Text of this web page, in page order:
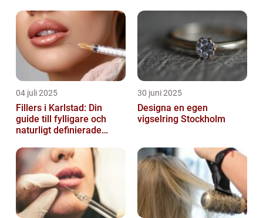
04 juli 2025
Fillers i Karlstad: Din
guide till fylligare och
naturligt definierade
30 juni 2025
Designa en egen
vigselring Stockholm